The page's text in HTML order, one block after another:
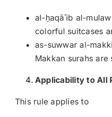
al-ḥaqāʾib al-
colorful suitcases
as-suwwar al-
Makkan surahs are
Applicability to All
This rule applies to